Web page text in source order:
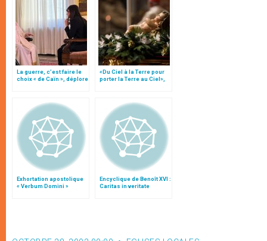
La guerre, c’est faire le
choix « de Caïn », déplore
«Du Ciel à la Terre pour
porter la Terre au Ciel»,
Exhortation apostolique
« Verbum Domini »
Encyclique de Benoît XVI :
Caritas in veritate